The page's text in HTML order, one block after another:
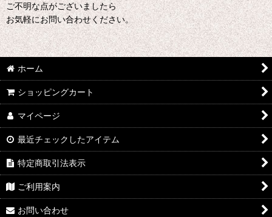
ご不明な点がございましたら
お気軽にお問い合わせください。
ホーム
ショッピングカート
マイページ
最近チェックしたアイテム
特定商取引法表示
ご利用案内
お問い合わせ